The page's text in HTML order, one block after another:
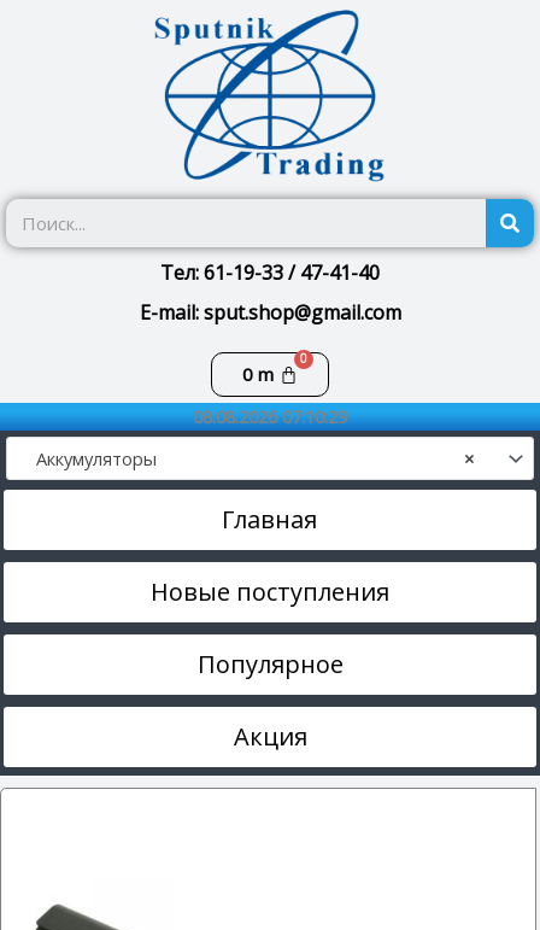
Тел: 61-19-33 / 47-41-40
E-mail: sput.shop@gmail.com
0m
Корзина
08.08.2026 07:10:29
×
Аккумуляторы
Главная
Новые поступления
Популярное
Акция